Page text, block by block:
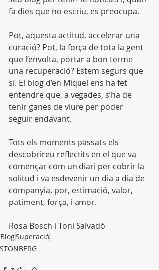
fa dies que no escriu, es preocupa.
Pot, aquesta actitud, accelerar una
curació? Pot, la força de tota la gent
que l’envolta, portar a bon terme
una recuperació? Estem segurs que
sí. El blog d’en Miquel ens ha fet
entendre que, a vegades, s’ha de
tenir ganes de viure per poder
seguir endavant.
Tots els moments passats els
descobrireu reflectits en el que va
començar com un diari per cobrir la
solitud i va esdevenir un dia a dia de
companyia, por, estimació, valor,
patiment, força, i amor.
Rosa Bosch i Toni Salvadó
BlogSuperació
STONBERG